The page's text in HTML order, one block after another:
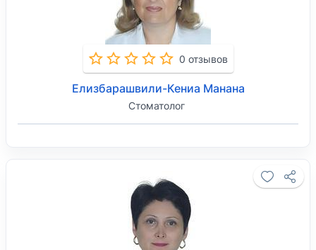
0 отзывов
Елизбарашвили-Кениа Манана
Стоматолог